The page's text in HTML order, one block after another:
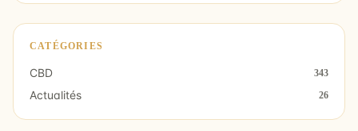
CATÉGORIES
CBD 343
Actualités 26